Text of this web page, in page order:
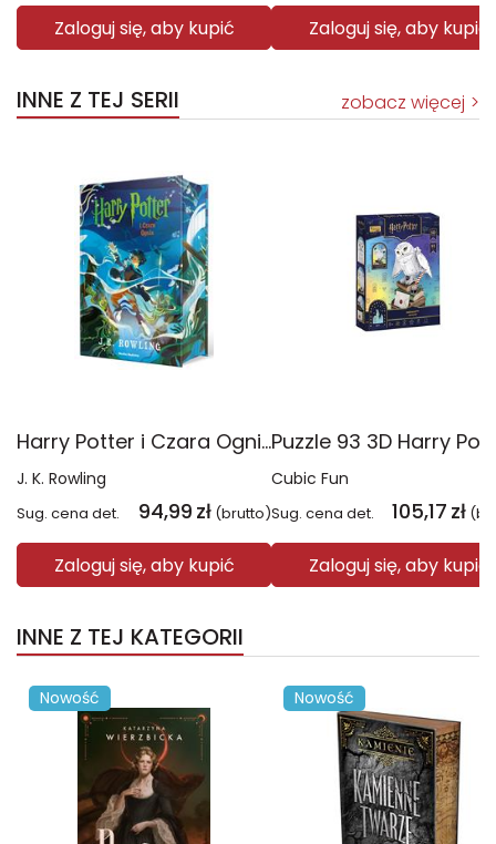
Zaloguj się, aby kupić Zaloguj się, aby kupić
INNE Z TEJ SERII zobacz więcej
Harry Potter i Czara Ognia. Harry Potter (ilustrowane brzegi)
J. K. Rowling
Sug. cena det. 94,99 zł (brutto)
Zaloguj się, aby kupić
Cubic Fun
Sug. cena det. 105,17 zł
Zaloguj się, aby kupić
INNE Z TEJ KATEGORII
Nowość Nowość